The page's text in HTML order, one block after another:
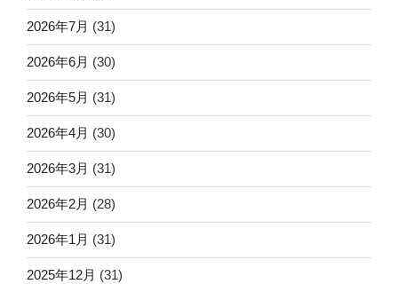
2026年7月 (31)
2026年6月 (30)
2026年5月 (31)
2026年4月 (30)
2026年3月 (31)
2026年2月 (28)
2026年1月 (31)
2025年12月 (31)